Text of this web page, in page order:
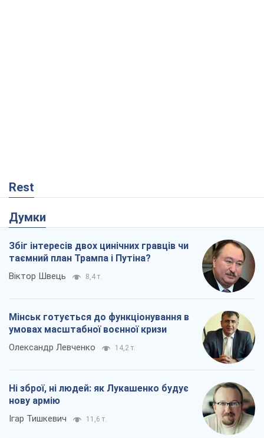
Rest
Думки
Збіг інтересів двох цинічних гравців чи
таємний план Трампа і Путіна?
Віктор Швець 8,4 т.
Мінськ готується до функціонування в
умовах масштабної воєнної кризи
Олександр Левченко 14,2 т.
Ні зброї, ні людей: як Лукашенко будує
нову армію
Ігар Тишкевич 11,6 т.